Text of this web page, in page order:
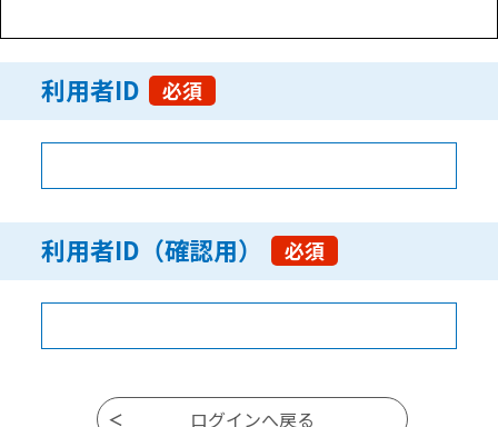
利用者ID 必須
利用者ID（確認用） 必須